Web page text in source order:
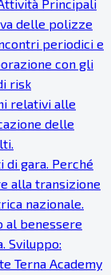
Principali
delle polizze
periodici e
con gli
risk
relativi alle
delle
gara. Perché
alla transizione
nazionale.
al benessere
Sviluppo:
Terna Academy